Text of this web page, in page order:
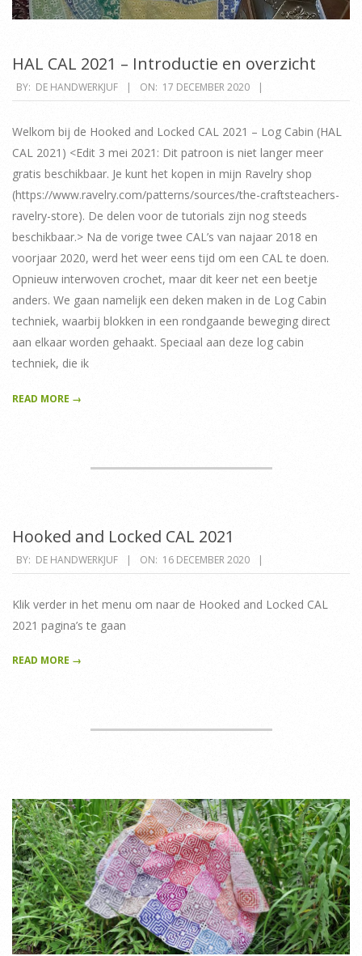
HAL CAL 2021 – Introductie en overzicht
2020-
12-
17
BY: DE HANDWERKJUF ON: 17 DECEMBER 2020
Welkom bij de Hooked and Locked CAL 2021 – Log Cabin (HAL
CAL 2021) <Edit 3 mei 2021: Dit patroon is niet langer meer
gratis beschikbaar. Je kunt het kopen in mijn Ravelry shop
(https://www.ravelry.com/patterns/sources/the-craftsteachers-
ravelry-store). De delen voor de tutorials zijn nog steeds
beschikbaar.> Na de vorige twee CAL’s van najaar 2018 en
voorjaar 2020, werd het weer eens tijd om een CAL te doen.
Opnieuw interwoven crochet, maar dit keer net een beetje
anders. We gaan namelijk een deken maken in de Log Cabin
techniek, waarbij blokken in een rondgaande beweging direct
aan elkaar worden gehaakt. Speciaal aan deze log cabin
techniek, die ik
READ MORE →
Hooked and Locked CAL 2021
2020-
12-
16
BY: DE HANDWERKJUF ON: 16 DECEMBER 2020
Klik verder in het menu om naar de Hooked and Locked CAL
2021 pagina’s te gaan
READ MORE →